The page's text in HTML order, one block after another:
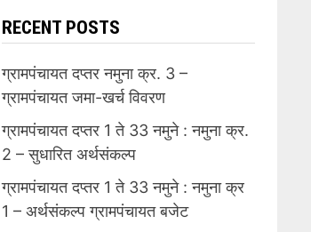
RECENT POSTS
ग्रामपंचायत दप्तर नमुना क्र. 3 –
ग्रामपंचायत जमा-खर्च विवरण
ग्रामपंचायत दप्तर 1 ते 33 नमुने : नमुना क्र.
2 – सुधारित अर्थसंकल्प
ग्रामपंचायत दप्तर 1 ते 33 नमुने : नमुना क्र
1 – अर्थसंकल्प ग्रामपंचायत बजेट